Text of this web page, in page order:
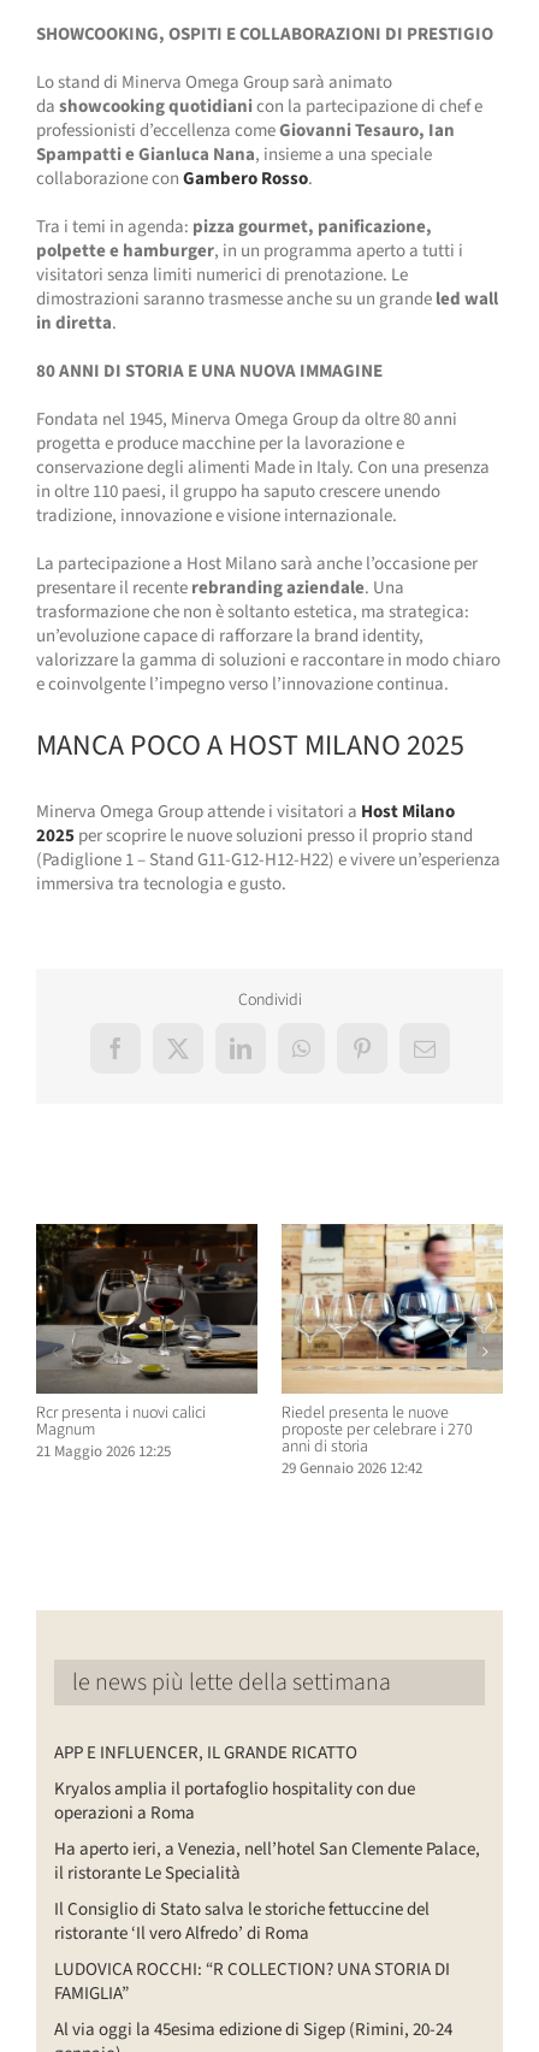
SHOWCOOKING, OSPITI E COLLABORAZIONI DI PRESTIGIO
Lo stand di Minerva Omega Group sarà animato
dashowcooking quotidianicon la partecipazione di chef e
professionisti d’eccellenza comeGiovanni Tesauro, Ian
Spampatti e Gianluca Nana, insieme a una speciale
collaborazione conGambero Rosso.
Tra i temi in agenda: pizza gourmet, panificazione,
polpette e hamburger, in un programma aperto a tutti i
visitatori senza limiti numerici di prenotazione. Le
dimostrazioni saranno trasmesse anche su un grandeled wall
in diretta.
80 ANNI DI STORIA E UNA NUOVA IMMAGINE
Fondata nel 1945, Minerva Omega Group da oltre 80 anni
progetta e produce macchine per la lavorazione e
conservazione degli alimenti Made in Italy. Con una presenza
in oltre 110 paesi, il gruppo ha saputo crescere unendo
tradizione, innovazione e visione internazionale.
La partecipazione a Host Milano sarà anche l’occasione per
presentare il recenterebranding aziendale. Una
trasformazione che non è soltanto estetica, ma strategica:
un’evoluzione capace di rafforzare la brand identity,
valorizzare la gamma di soluzioni e raccontare in modo chiaro
e coinvolgente l’impegno verso l’innovazione continua.
MANCA POCO A HOST MILANO 2025
Minerva Omega Group attende i visitatori a Host Milano
2025per scoprire le nuove soluzioni presso il proprio stand
(Padiglione 1 – Stand G11-G12-H12-H22) e vivere un’esperienza
immersiva tra tecnologia e gusto.
Condividi
Facebook
X LinkedInWhatsAppPinterestEmail
Rcr presenta i nuovi calici
Magnum
21 Maggio 2026 12:25
Riedel presenta le nuove
proposte per celebrare i 270
anni di storia
29 Gennaio 2026 12:42
le news più lette della settimana
APP E INFLUENCER, IL GRANDE RICATTO
Kryalos amplia il portafoglio hospitality con due
operazioni a Roma
Ha aperto ieri, a Venezia, nell’hotel San Clemente Palace,
il ristorante Le Specialità
Il Consiglio di Stato salva le storiche fettuccine del
ristorante ‘Il vero Alfredo’ di Roma
LUDOVICA ROCCHI: “R COLLECTION? UNA STORIA DI
FAMIGLIA”
Al via oggi la 45esima edizione di Sigep (Rimini, 20-24